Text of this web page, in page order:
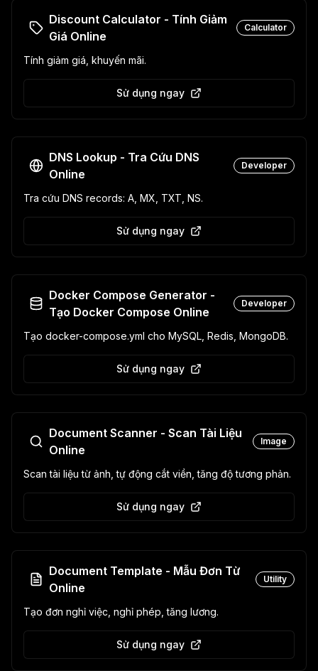
Discount Calculator - Tính Giảm
Giá Online
Calculator
Tính giảm giá, khuyến mãi.
Sử dụng ngay
DNS Lookup - Tra Cứu DNS
Online
Developer
Tra cứu DNS records: A, MX, TXT, NS.
Sử dụng ngay
Docker Compose Generator -
Tạo Docker Compose Online
Developer
Tạo docker-compose.yml cho MySQL, Redis, MongoDB.
Sử dụng ngay
Document Scanner - Scan Tài Liệu
Online
Image
Scan tài liệu từ ảnh, tự động cắt viền, tăng độ tương phản.
Sử dụng ngay
Document Template - Mẫu Đơn Từ
Online
Utility
Tạo đơn nghỉ việc, nghỉ phép, tăng lương.
Sử dụng ngay